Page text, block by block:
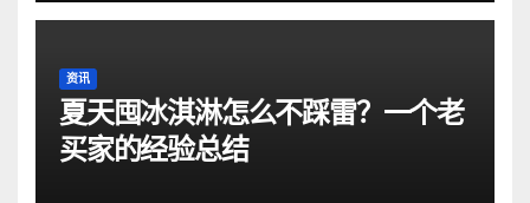
资讯
夏天囤冰淇淋怎么不踩雷？一个老
买家的经验总结